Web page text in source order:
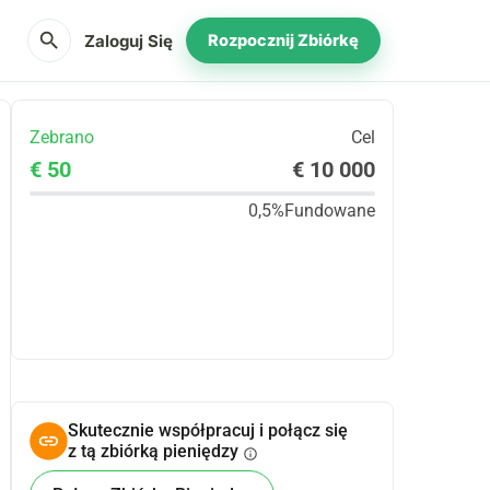
search Zaloguj Się Rozpocznij Zbiórkę
Zebrano Cel
€ 50 € 10 000
0,5%Fundowane
Skutecznie współpracuj i połącz się
z tą zbiórką pieniędzy info